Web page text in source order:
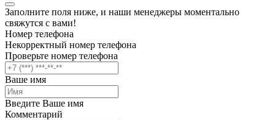
Заполните поля ниже, и наши менеджеры моментально
свяжутся с вами!
Номер телефона
Некорректный номер телефона
Проверьте номер телефона
Ваше имя
Введите Ваше имя
Комментарий